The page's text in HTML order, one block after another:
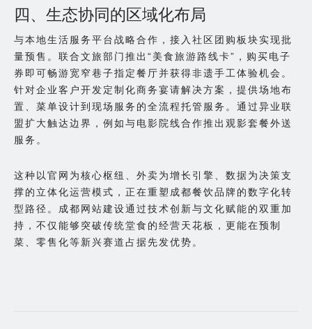
四、生态协同的区域化布局
与本地生活服务平台战略合作，接入社区团购板块实现批
量预售。联合文旅部门推出“美食旅游路线卡”，购买电子
券即可畅游宽窄巷子指定餐厅并获得非遗手工体验机会。
针对企业客户开发定制化商务宴请解决方案，提供场地布
置、菜单设计到现场服务的全流程托管服务。通过异业联
盟扩大触达边界，例如与电影院线合作推出观影套餐外送
服务。
这种以官网为核心枢纽、外卖为增长引擎、数据为决策支
撑的立体化运营模式，正在重塑成都餐饮品牌的数字化转
型路径。成都网站建设通过技术创新与文化赋能的双重加
持，不仅能够突破传统堂食的经营天花板，更能在预制
菜、零售化等新兴赛道占据先发优势。